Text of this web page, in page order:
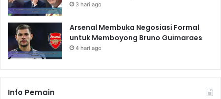
3 hari ago
Arsenal Membuka Negosiasi Formal
untuk Memboyong Bruno Guimaraes
4 hari ago
Info Pemain